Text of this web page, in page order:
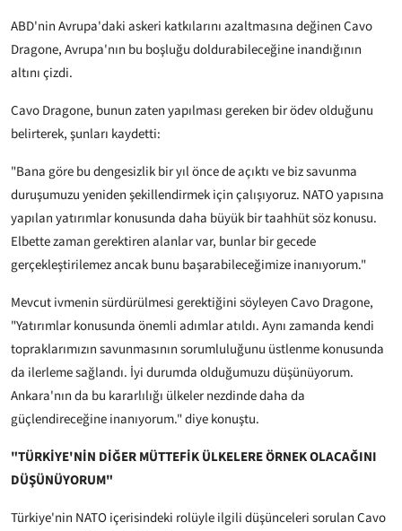
ABD'nin Avrupa'daki askeri katkılarını azaltmasına değinen Cavo
Dragone, Avrupa'nın bu boşluğu doldurabileceğine inandığının
altını çizdi.
Cavo Dragone, bunun zaten yapılması gereken bir ödev olduğunu
belirterek, şunları kaydetti:
"Bana göre bu dengesizlik bir yıl önce de açıktı ve biz savunma
duruşumuzu yeniden şekillendirmek için çalışıyoruz. NATO yapısına
yapılan yatırımlar konusunda daha büyük bir taahhüt söz konusu.
Elbette zaman gerektiren alanlar var, bunlar bir gecede
gerçekleştirilemez ancak bunu başarabileceğimize inanıyorum."
Mevcut ivmenin sürdürülmesi gerektiğini söyleyen Cavo Dragone,
"Yatırımlar konusunda önemli adımlar atıldı. Aynı zamanda kendi
topraklarımızın savunmasının sorumluluğunu üstlenme konusunda
da ilerleme sağlandı. İyi durumda olduğumuzu düşünüyorum.
Ankara'nın da bu kararlılığı ülkeler nezdinde daha da
güçlendireceğine inanıyorum." diye konuştu.
"TÜRKİYE'NİN DİĞER MÜTTEFİK ÜLKELERE ÖRNEK OLACAĞINI
DÜŞÜNÜYORUM"
Türkiye'nin NATO içerisindeki rolüyle ilgili düşünceleri sorulan Cavo